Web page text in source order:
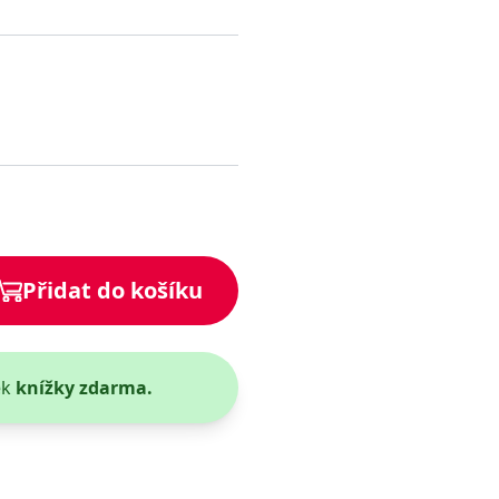
Přidat do košíku
knížky zdarma.
k udržování proměnných relací uživatelů. Obvykle se
příkladem je udržování přihlášeného stavu uživatele